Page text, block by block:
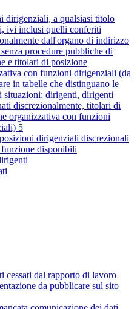
dirigenziali, a qualsiasi titolo
ivi inclusi quelli conferiti
dall'organo di indirizzo
procedure pubbliche di
e titolari di posizione
con funzioni dirigenziali (da
in tabelle che distinguano le
situazioni: dirigenti, dirigenti
discrezionalmente, titolari di
organizzativa con funzioni
5
dirigenziali discrezionali
disponibili
cessati dal rapporto di lavoro
da pubblicare sul sito